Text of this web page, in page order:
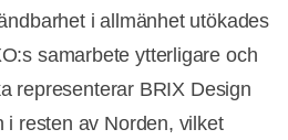
i allmänhet utökades
samarbete ytterligare och
representerar BRIX Design
i resten av Norden, vilket